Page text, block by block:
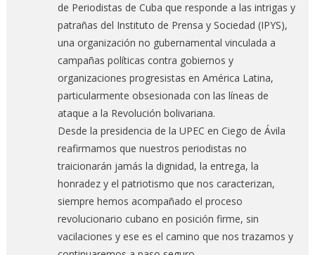
de Periodistas de Cuba que responde a las intrigas y
patrañas del Instituto de Prensa y Sociedad (IPYS),
una organización no gubernamental vinculada a
campañas políticas contra gobiernos y
organizaciones progresistas en América Latina,
particularmente obsesionada con las líneas de
ataque a la Revolución bolivariana.
Desde la presidencia de la UPEC en Ciego de Ávila
reafirmamos que nuestros periodistas no
traicionarán jamás la dignidad, la entrega, la
honradez y el patriotismo que nos caracterizan,
siempre hemos acompañado el proceso
revolucionario cubano en posición firme, sin
vacilaciones y ese es el camino que nos trazamos y